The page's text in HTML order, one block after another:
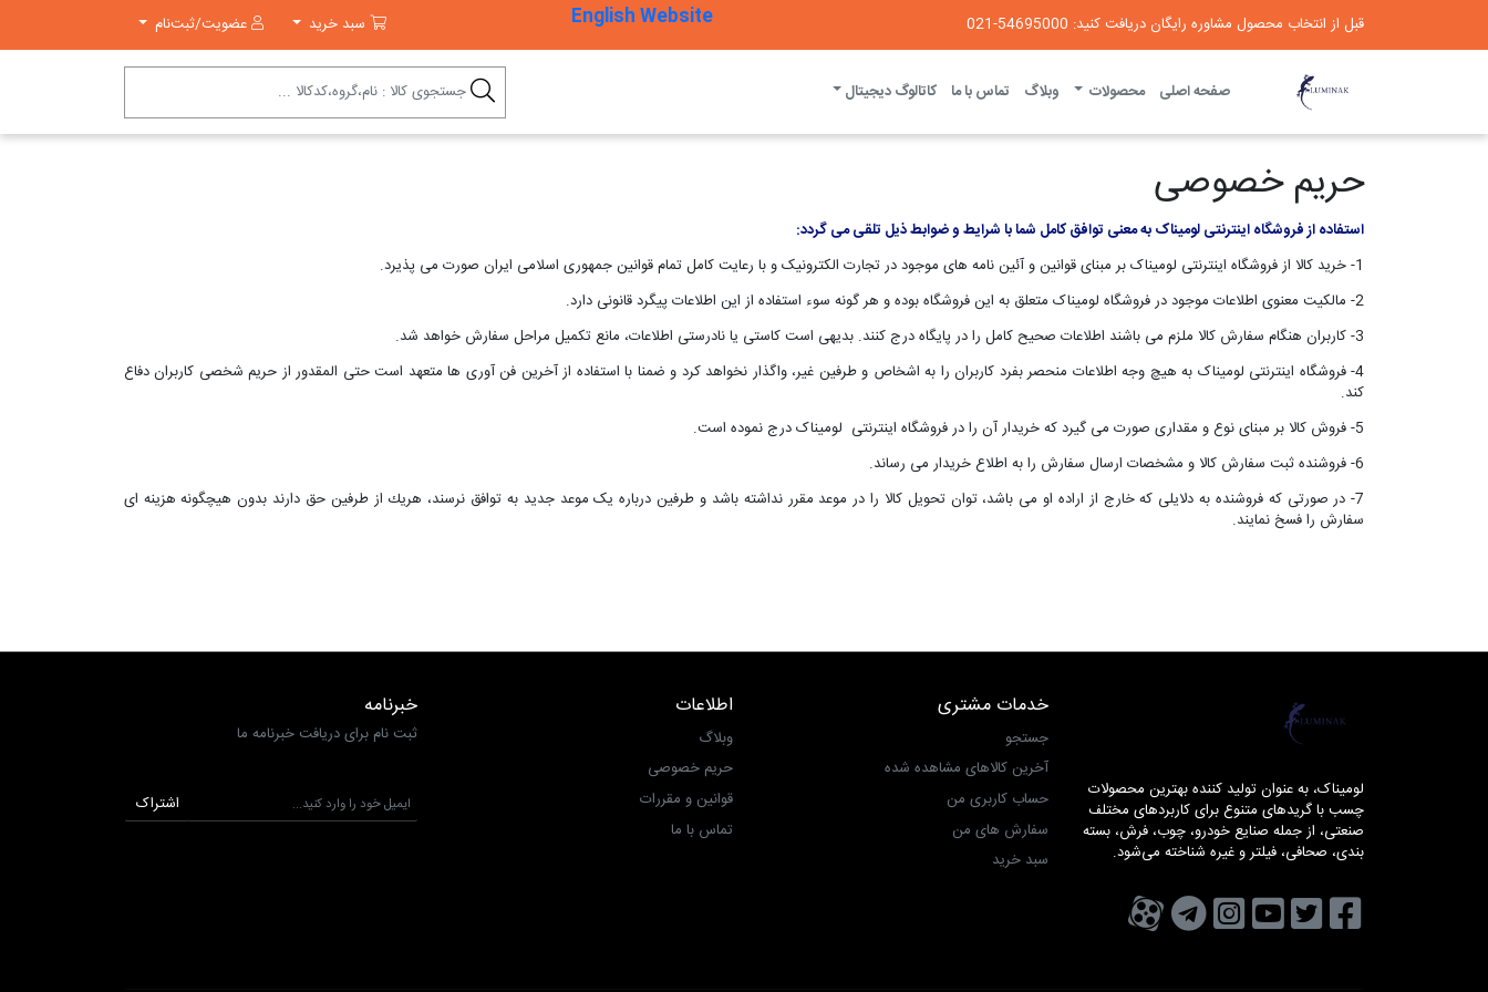
قبل از انتخاب محصول مشاوره رایگان دریافت کنید: 54695000-021 English Website سبد خرید
سبد خرید عضویت/ثبت‌نام
صفحه اصلی محصولات وبلاگ تماس با ما کاتالوگ دیجیتال
حریم خصوصی
استفاده از فروشگاه اینترنتی لومیناک به معنی توافق کامل شما با شرایط و ضوابط ذیل تلقی می گردد:
1- خرید کالا از فروشگاه اینترنتی لومیناک بر مبنای قوانین و آئین نامه های موجود در تجارت الکترونیک و با رعایت کامل تمام قوانین جمهوری اسلامی ایران صورت می پذیرد.
2- مالكیت معنوی اطلاعات موجود در فروشگاه لومیناک متعلق به این فروشگاه بوده و هر گونه سوء استفاده از این اطلاعات پیگرد قانونی دارد.
3- كاربران هنگام سفارش كالا ملزم می باشند اطلاعات صحیح كامل را در پایگاه درج کنند. بدیهی است کاستی یا نادرستی اطلاعات، مانع تکمیل مراحل سفارش خواهد شد.
4- فروشگاه اینترنتی لومیناک به هیچ وجه اطلاعات منحصر بفرد کاربران را به اشخاص و طرفین غیر، واگذار نخواهد کرد و ضمنا با استفاده از آخرین فن آوری ها متعهد است حتی المقدور از حریم شخصی کاربران دفاع
کند.
5- فروش کالا بر مبنای نوع و مقداری صورت می گیرد که خریدار آن را در فروشگاه اینترنتی لومیناک درج نموده است.
6- فروشنده ثبت سفارش کالا و مشخصات ارسال سفارش را به اطلاع خریدار می رساند.
7- در صورتی که فروشنده به دلایلی که خارج از اراده او می باشد، توان تحویل کالا را در موعد مقرر نداشته باشد و طرفین درباره یک موعد جدید به توافق نرسند، هریك از طرفین حق دارند بدون هیچگونه هزینه ای
سفارش را فسخ نمایند.
لومیناک
لومیناک، به عنوان تولید کننده بهترین محصولات
چسب با گریدهای متنوع برای کاربردهای مختلف
صنعتی، از جمله صنایع خودرو، چوب، فرش، بسته
بندی، صحافی، فیلتر و غیره شناخته می‌شود.
فیسبوک
تویتریوتیوب
صفحه اینستاگرام
کانال تلگرام
کانال آپارات
خدمات مشتری
جستجو
آخرین کالاهای مشاهده شده
حساب کاربری من
سفارش های من‎
سبد خرید
اطلاعات
وبلاگ
حریم خصوصی
قوانین و مقررات
تماس با ما
خبرنامه
ثبت نام برای دریافت خبرنامه ما
اشتراک